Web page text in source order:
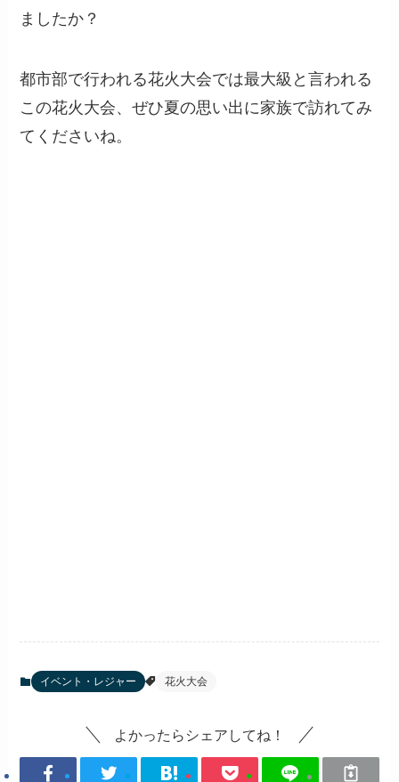
ましたか？
都市部で行われる花火大会では最大級と言われる
この花火大会、ぜひ夏の思い出に家族で訪れてみ
てくださいね。
イベント・レジャー 花火大会
よかったらシェアしてね！